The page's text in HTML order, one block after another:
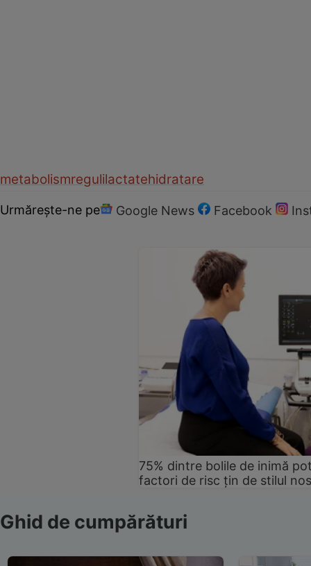
metabolismregulilactatehidratare
Urmărește-ne pe Google News Facebook
75% dintre bolile de inimă
factori de risc țin de stilul
Ghid de cumpărături